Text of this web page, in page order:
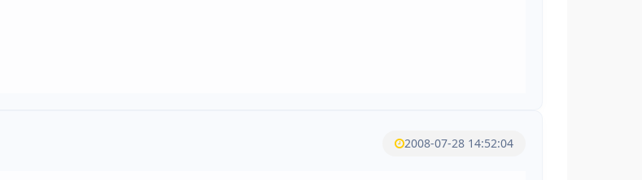
2008-07-28 14:52:04